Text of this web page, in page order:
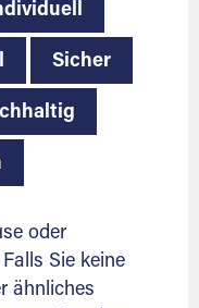
Sicher
oder
Sie keine
ähnliches